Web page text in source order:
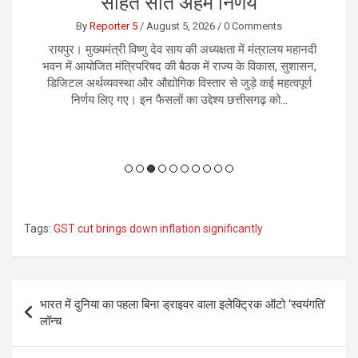
By Reporter 5 / August 5, 2026 / 0 Comments
रायपुर। मुख्यमंत्री विष्णु देव साय की अध्यक्षता में मंत्रालय महानदी
भवन में आयोजित मंत्रिपरिषद की बैठक में राज्य के विकास, सुशासन,
डिजिटल अर्थव्यवस्था और औद्योगिक विस्तार से जुड़े कई महत्वपूर्ण
निर्णय लिए गए। इन फैसलों का उद्देश्य छत्तीसगढ़ को...
Tags: GST cut brings down inflation significantly
navigation
भारत में दुनिया का पहला बिना ड्राइवर वाला इलेक्ट्रिक ऑटो ‘स्वयंगति’
लॉन्च